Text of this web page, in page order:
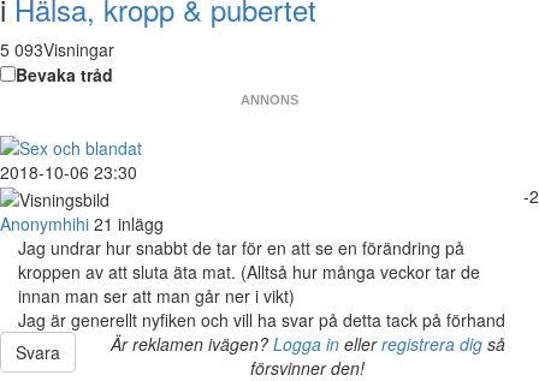
i Hälsa, kropp & pubertet
5 093Visningar
Bevaka tråd
ANNONS
2018-10-06 23:30
-2
Anonymhihi 21 inlägg
Jag undrar hur snabbt de tar för en att se en förändring på
kroppen av att sluta äta mat. (Alltså hur många veckor tar de
innan man ser att man går ner i vikt)
Jag är generellt nyfiken och vill ha svar på detta tack på förhand
Svara
Är reklamen ivägen? Logga inellerregistrera digså
försvinner den!